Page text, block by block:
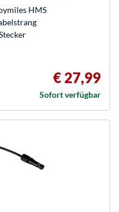
HMS
€ 27,99
Sofort verfügbar